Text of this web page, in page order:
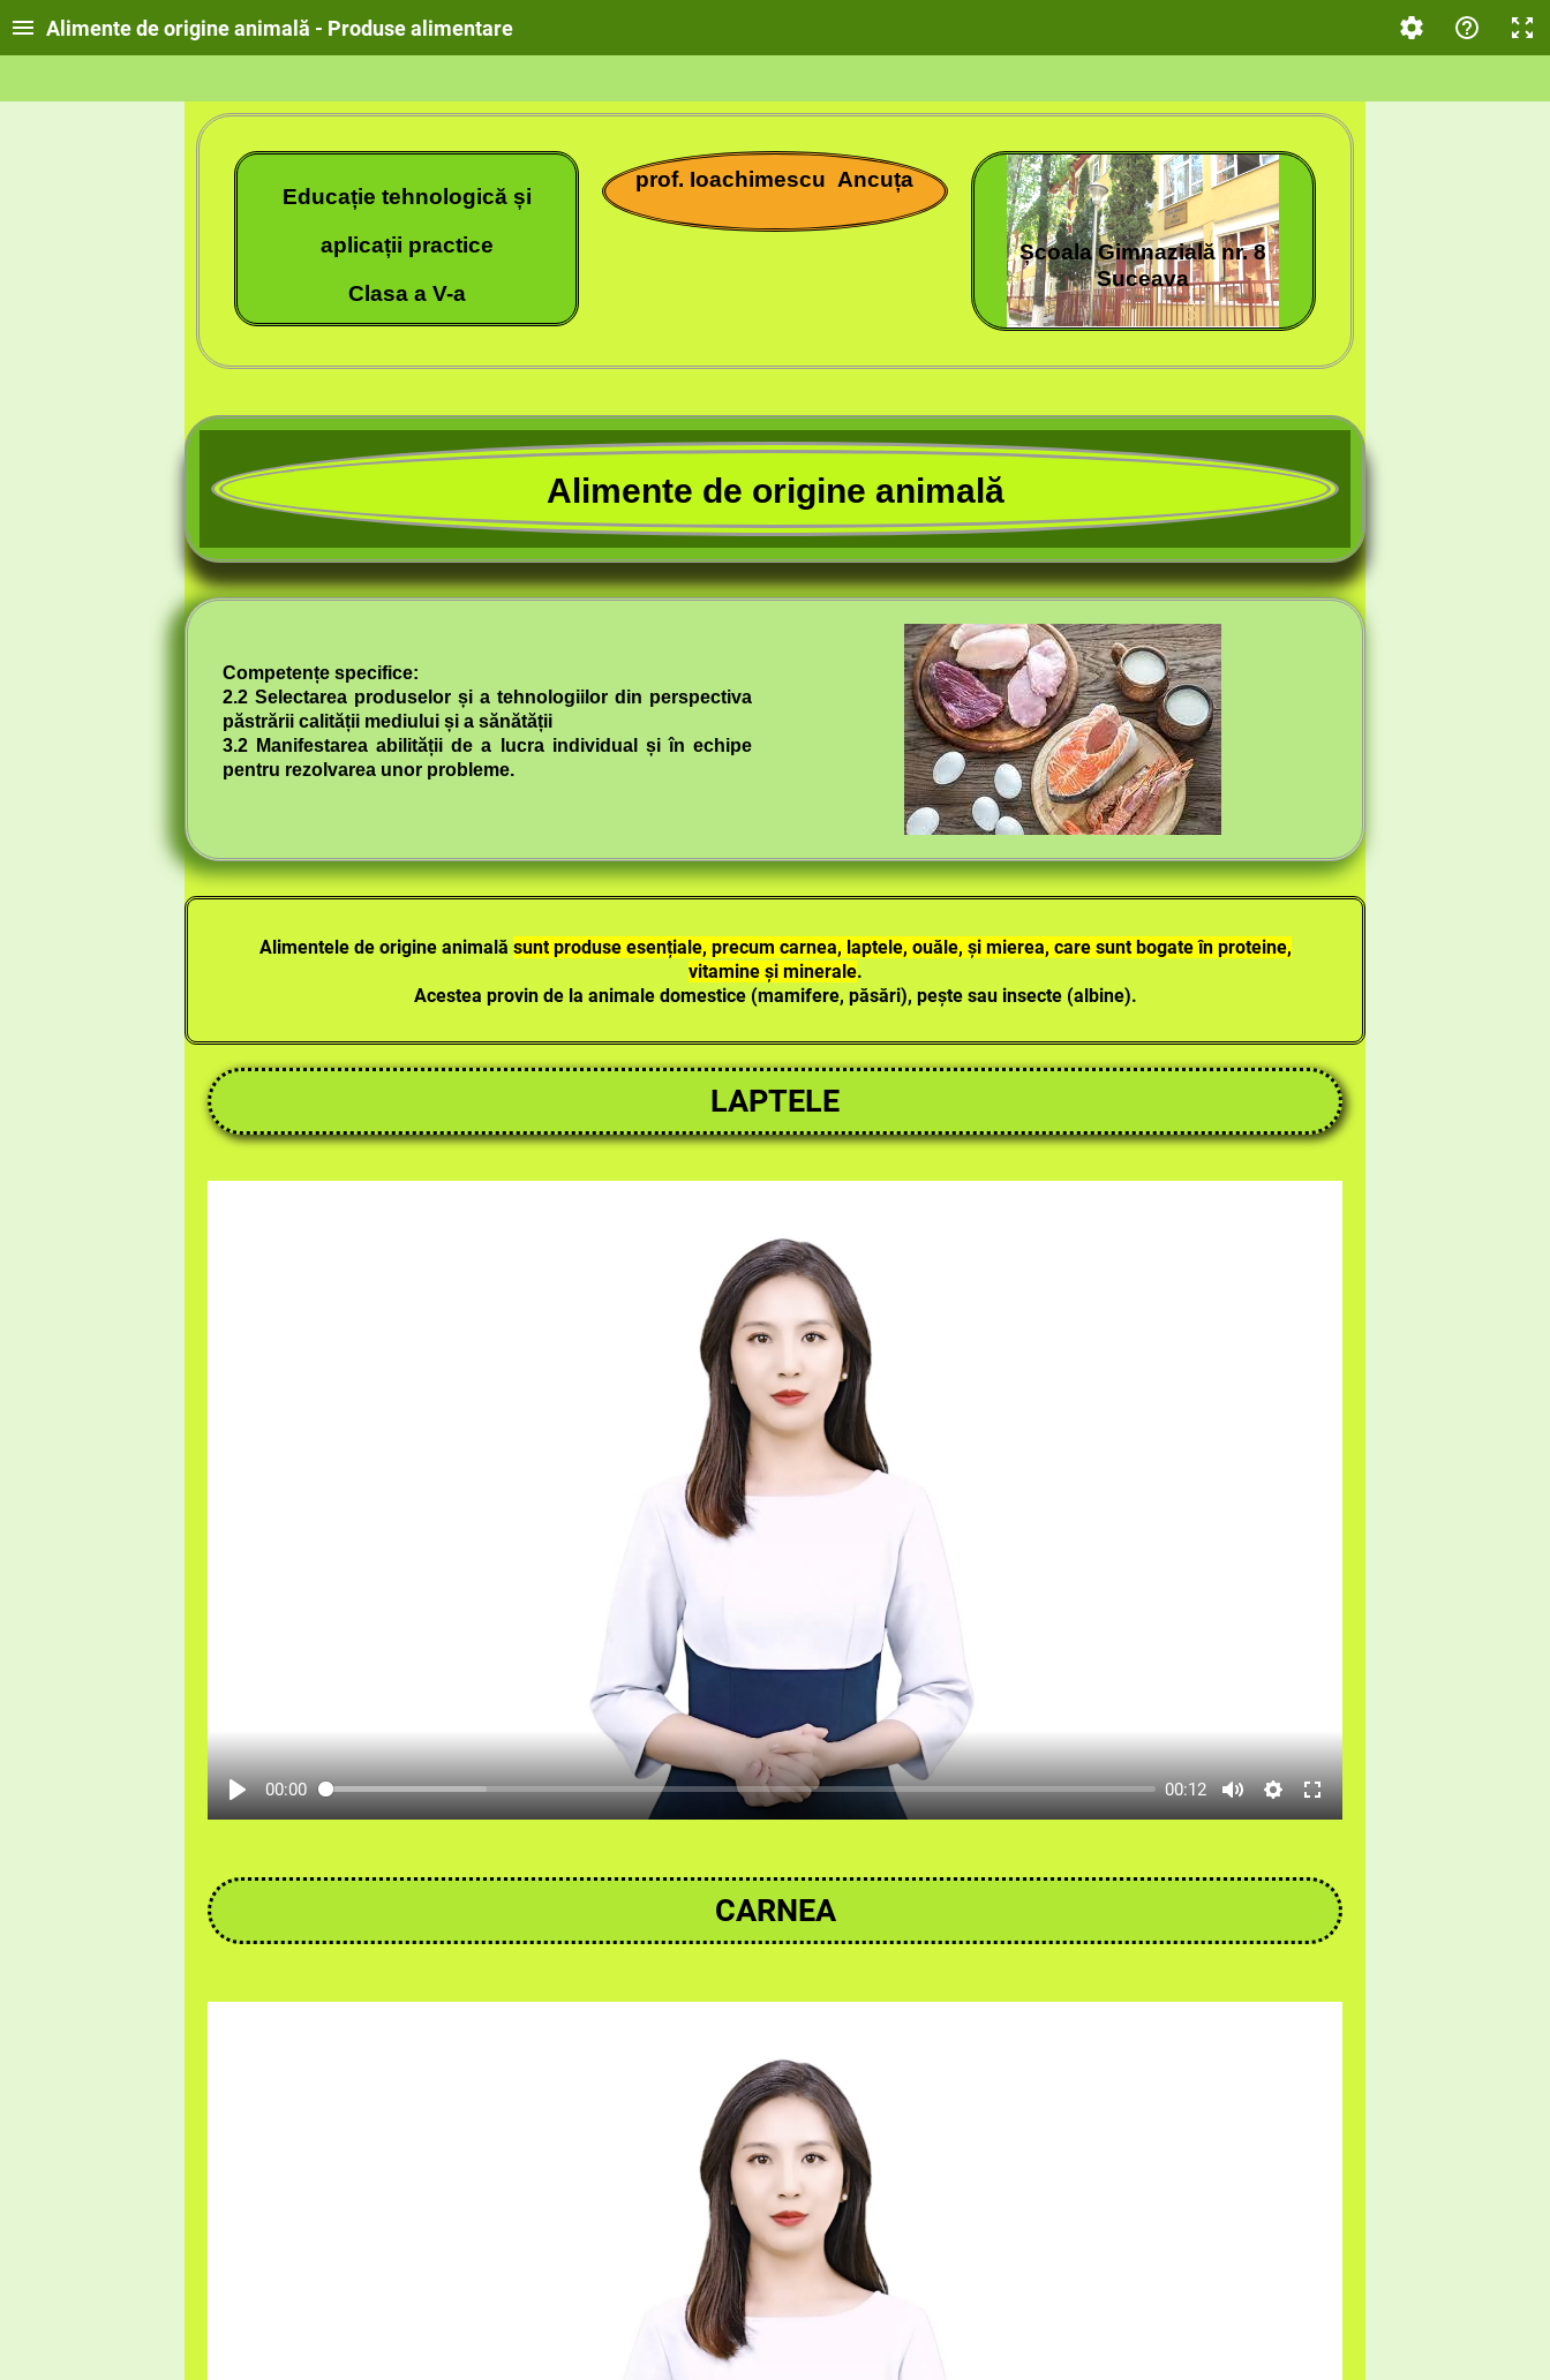
Alimente de origine animală - Produse alimentare
Educație tehnologică și
aplicații practice
Clasa a V-a
prof. Ioachimescu Ancuța
Școala Gimnazială nr.8
Suceava
Alimente de origine animală
Competențe specifice:
2.2 Selectarea produselor și a tehnologiilor din perspectiva
păstrării calității mediului și a sănătății
3.2 Manifestarea abilității de a lucra individual și în echipe
pentru rezolvarea unor probleme.
Alimentele de origine animală sunt produse esențiale, precum carnea, laptele, ouăle, și mierea, care sunt bogate în proteine,
vitamine și minerale.
Acestea provin de la animale domestice (mamifere, păsări), pește sau insecte (albine).
LAPTELE
00:00 00:12
CARNEA